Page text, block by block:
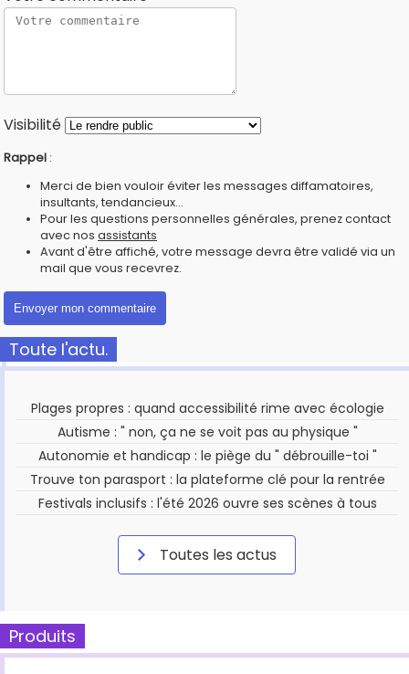
Visibilité
Rappel :
Merci de bien vouloir éviter les messages diffamatoires,
insultants, tendancieux...
Pour les questions personnelles générales, prenez contact
avec nos assistants
Avant d'être affiché, votre message devra être validé via un
mail que vous recevrez.
Toute l'actu.
Plages propres : quand accessibilité rime avec écologie
Autisme : " non, ça ne se voit pas au physique "
Autonomie et handicap : le piège du " débrouille-toi "
Trouve ton parasport : la plateforme clé pour la rentrée
Festivals inclusifs : l'été 2026 ouvre ses scènes à tous
Toutes les actus
Produits